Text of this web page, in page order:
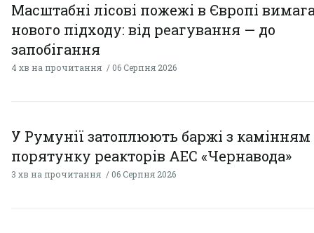
Масштабні лісові пожежі в Європі
нового підходу: від реагування — до
запобігання
4 хв на прочитання 06 Серпня 2026
У Румунії затоплюють баржі з
порятунку реакторів АЕС «Чернавода»
3 хв на прочитання 06 Серпня 2026